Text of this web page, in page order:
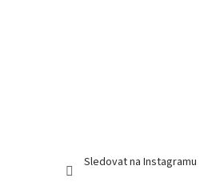
Sledovat na Instagramu